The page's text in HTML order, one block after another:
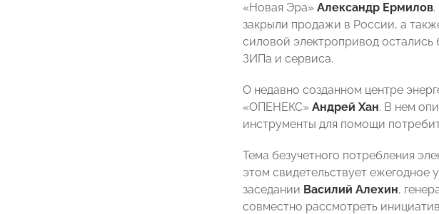
«Новая Эра» Александр Ермилов
закрыли продажи в России, а
силовой электропривод остались
ЗИПа и сервиса.
О недавно созданном центре
«ОПЕНЕКС» Андрей Хан. В нем
инструменты для помощи
Тема безучетного потребления
этом свидетельствует
заседании Василий Алехин,
совместно рассмотреть